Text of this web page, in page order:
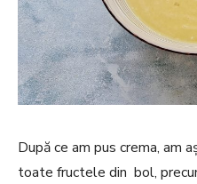
După ce am pus crema, am
toate fructele din bol,